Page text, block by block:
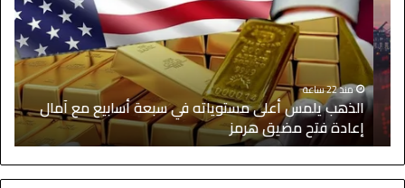
منذ 22 ساعة
الذهب يلمس أعلى مستوياته في سبعة أسابيع مع آمال
إعادة فتح مضيق هرمز